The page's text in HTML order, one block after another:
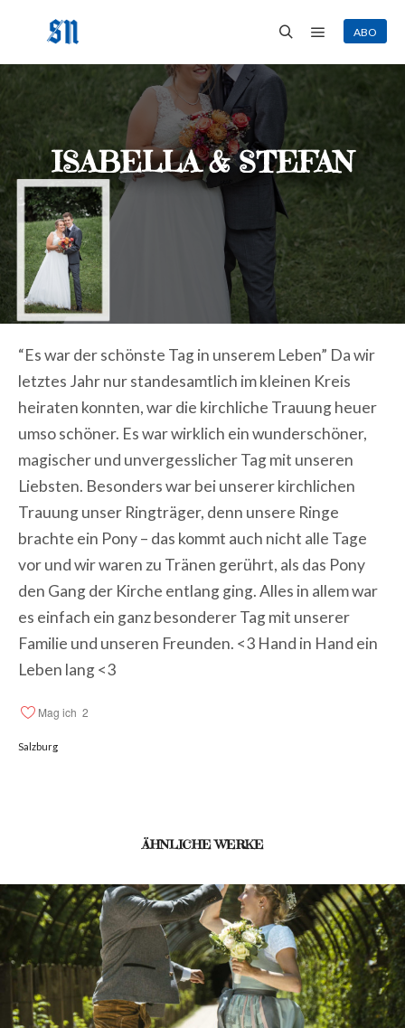
ABO
ISABELLA & STEFAN
“Es war der schönste Tag in unserem Leben” Da wir
letztes Jahr nur standesamtlich im kleinen Kreis
heiraten konnten, war die kirchliche Trauung heuer
umso schöner. Es war wirklich ein wunderschöner,
magischer und unvergesslicher Tag mit unseren
Liebsten. Besonders war bei unserer kirchlichen
Trauung unser Ringträger, denn unsere Ringe
brachte ein Pony – das kommt auch nicht alle Tage
vor und wir waren zu Tränen gerührt, als das Pony
den Gang der Kirche entlang ging. Alles in allem war
es einfach ein ganz besonderer Tag mit unserer
Familie und unseren Freunden. <3 Hand in Hand ein
Leben lang <3
Mag ich 2
Salzburg
ÄHNLICHE WERKE